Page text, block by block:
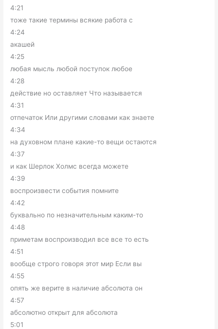
4:21
тоже такие термины всякие работа с
4:24
акашей
4:25
любая мысль любой поступок любое
4:28
действие но оставляет Что называется
4:31
отпечаток Или другими словами как знаете
4:34
на духовном плане какие-то вещи остаются
4:37
и как Шерлок Холмс всегда можете
4:39
воспроизвести события помните
4:42
буквально по незначительным каким-то
4:48
приметам воспроизводил все все то есть
4:51
вообще строго говоря этот мир Если вы
4:55
опять же верите в наличие абсолюта он
4:57
абсолютно открыт для абсолюта
5:01